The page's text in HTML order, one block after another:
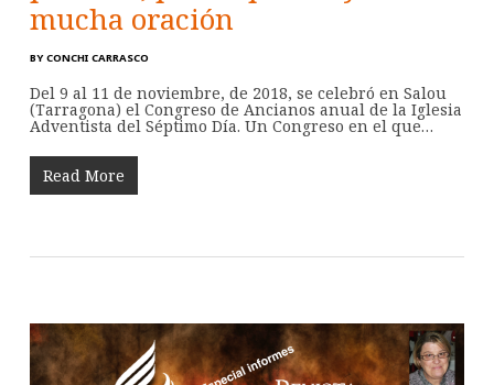
mucha oración
BY CONCHI CARRASCO
Del 9 al 11 de noviembre, de 2018, se celebró en Salou
(Tarragona) el Congreso de Ancianos anual de la Iglesia
Adventista del Séptimo Día. Un Congreso en el que…
Read More